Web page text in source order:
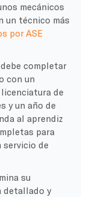
mecánicos
un técnico más
por ASE
completar
con un
de
y un año de
al aprendiz
para
servicio de
su
detallado y